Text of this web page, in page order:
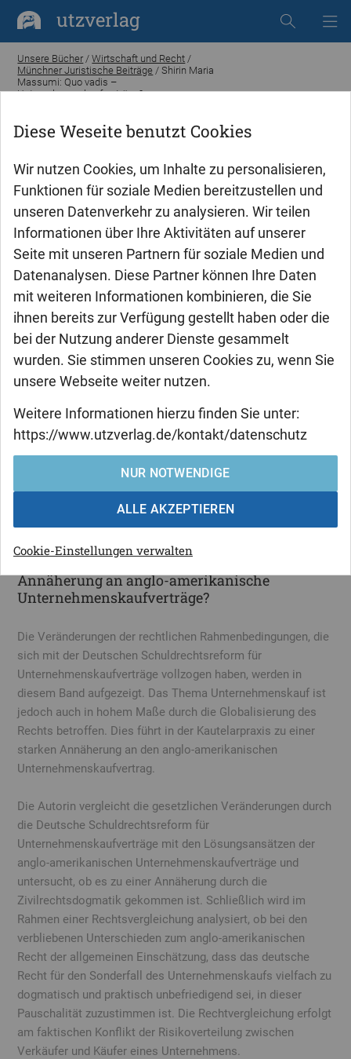
Diese Weseite benutzt Cookies
Wir nutzen Cookies, um Inhalte zu personalisieren,
Funktionen für soziale Medien bereitzustellen und
unseren Datenverkehr zu analysieren. Wir teilen
Informationen über Ihre Aktivitäten auf unserer
Seite mit unseren Partnern für soziale Medien und
Datenanalysen. Diese Partner können Ihre Daten
mit weiteren Informationen kombinieren, die Sie
ihnen bereits zur Verfügung gestellt haben oder die
bei der Nutzung anderer Dienste gesammelt
wurden. Sie stimmen unseren Cookies zu, wenn Sie
unsere Webseite weiter nutzen.
Weitere Informationen hierzu finden Sie unter:
https://www.utzverlag.de/kontakt/datenschutz
NUR NOTWENDIGE
ALLE AKZEPTIEREN
Cookie-Einstellungen verwalten
utzverlag
Unsere Bücher /Wirtschaft und Recht /
Münchner Juristische Beiträge / Shirin Maria
Massumi: Quo vadis –
Unternehmenskaufverträge? ·
Shirin Maria Massumi
Quo vadis –
Unternehmenskaufverträge? ·
Unternehmenskaufverträge nach
der Deutschen
Schuldrechtsreform
Annäherung an anglo-amerikanische
Unternehmenskaufverträge?
Die Veränderungen der rechtlichen Rahmenbedingungen, die
sich mit der Deutschen Schuldrechtsreform für
Unternehmenskaufverträge vollzogen haben, werden in
diesem Band aufgezeigt. Das Thema Unternehmenskauf ist
jedoch auch in hohem Maße durch die Globalisierung des
Rechts betroffen. Dies führt in der Kautelarpraxis zu einer
starken Annäherung an den anglo-amerikanischen
Unternehmenskaufvertrag.
Die Autorin vergleicht die gesetzlichen Veränderungen durch
die Deutsche Schuldrechtsreform für
Unternehmenskaufverträge mit den Lösungsansätzen der
anglo-amerikanischen Unternehmenskaufverträge und
untersucht, ob es zu einer Annäherung durch die
Zivilrechtsdogmatik gekommen ist. Schließlich wird im
Rahmen einer Rechtsvergleichung analysiert, ob bei den
verbliebenen Unterschieden zum anglo-amerikanischen
Recht der allgemeinen Einschätzung, dass das deutsche
Recht für den Sonderfall des Unternehmenskaufs vielfach zu
dogmatisch und praktisch unbefriedigend sei, in dieser
Pauschalität zuzustimmen ist. Die Rechtvergleichung erfolgt
am faktischen Konflikt der Risikoverteilung zwischen
Verkäufer und Käufer eines Unternehmens.